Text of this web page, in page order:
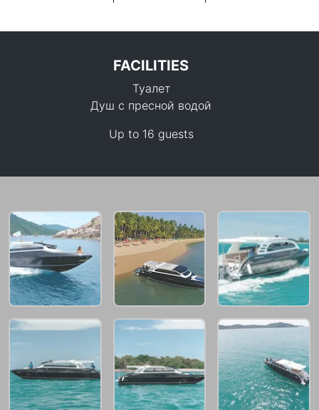
FACILITIES
Туалет
Душ с пресной водой
Up to 16 guests